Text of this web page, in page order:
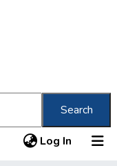
Search
Log In (current)